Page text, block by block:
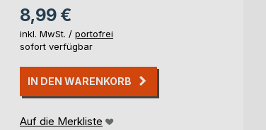
8,99 €
inkl. MwSt. / portofrei
sofort verfügbar
IN DEN WARENKORB
Auf die Merkliste